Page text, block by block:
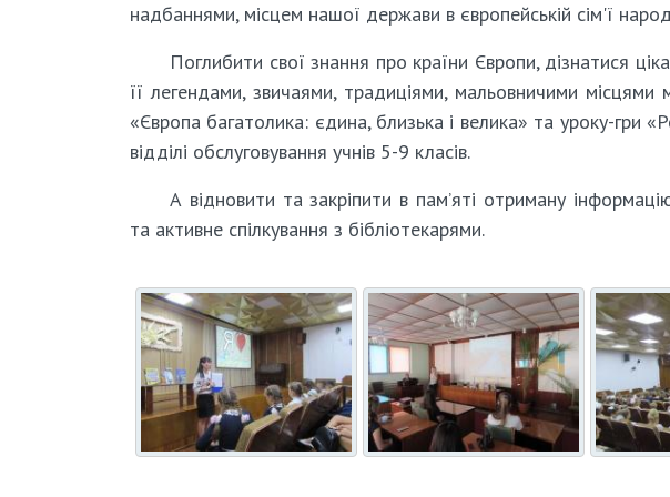
надбаннями, місцем нашої держави в європейській сім'ї
Поглибити свої знання про країни Європи, дізнатися
її легендами, звичаями, традиціями, мальовничими місцями
«Європа багатолика: єдина, близька і велика» та уроку-гри
відділі обслуговування учнів 5-9 класів.
А відновити та закріпити в пам’яті отриману
та активне спілкування з бібліотекарями.